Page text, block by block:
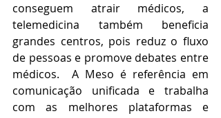
conseguem atrair médicos, a
telemedicina também beneficia
grandes centros, pois reduz o fluxo
de pessoas e promove debates entre
médicos.  A Meso é referência em
comunicação unificada e trabalha
com as melhores plataformas e